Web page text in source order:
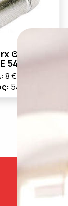
Θηλυκό
5467724
8 €
5467724